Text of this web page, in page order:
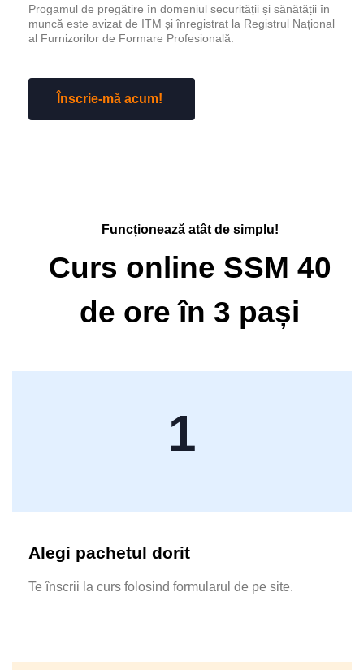
Progamul de pregătire în domeniul securității și sănătății în
muncă este avizat de ITM și înregistrat la Registrul Național
al Furnizorilor de Formare Profesională.
Înscrie-mă acum!
Funcționează atât de simplu!
Curs online SSM 40
de ore în 3 pași
1
Alegi pachetul dorit
Te înscrii la curs folosind formularul de pe site.